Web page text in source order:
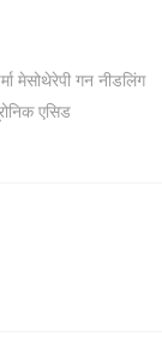
मेसोथेरेपी गन नीडलिंग
एसिड